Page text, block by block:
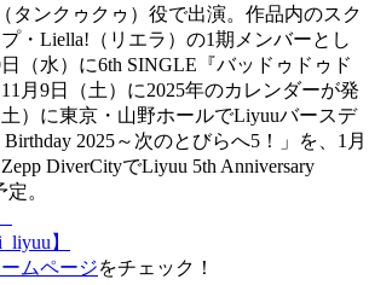
タンクゥクゥ）役で出演。作品内のスク
・Liella!（リエラ）の1期メンバーとし
（水）に6th SINGLE『バッドゥドゥド
月9日（土）に2025年のカレンダーが発
）に東京・山野ホールでLiyuuバースデ
2025～次のとびらへ5！」を、1月
DiverCityでLiyuu 5th Anniversary
。
】
ムページをチェック！